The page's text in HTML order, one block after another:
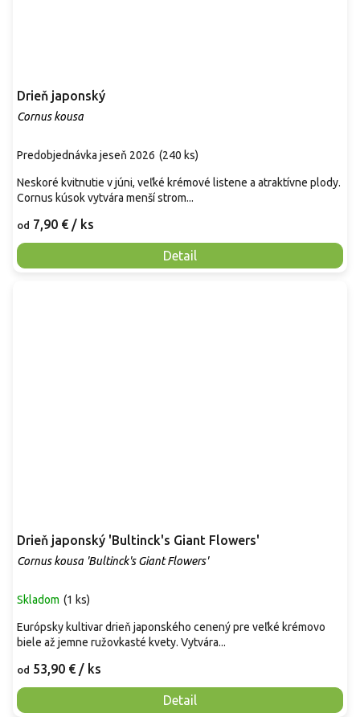
Drieň japonský
Cornus kousa
Predobjednávka jeseň 2026 (240 ks)
od 7,90 € / ks
Detail
Neskoré kvitnutie v júni, veľké krémové listene a atraktívne plody.
Cornus kúsok vytvára menší strom...
Drieň japonský 'Bultinck's Giant Flowers'
Cornus kousa 'Bultinck's Giant Flowers'
Skladom (1 ks)
od 53,90 € / ks
Detail
Európsky kultivar drieň japonského cenený pre veľké krémovo
biele až jemne ružovkasté kvety. Vytvára...